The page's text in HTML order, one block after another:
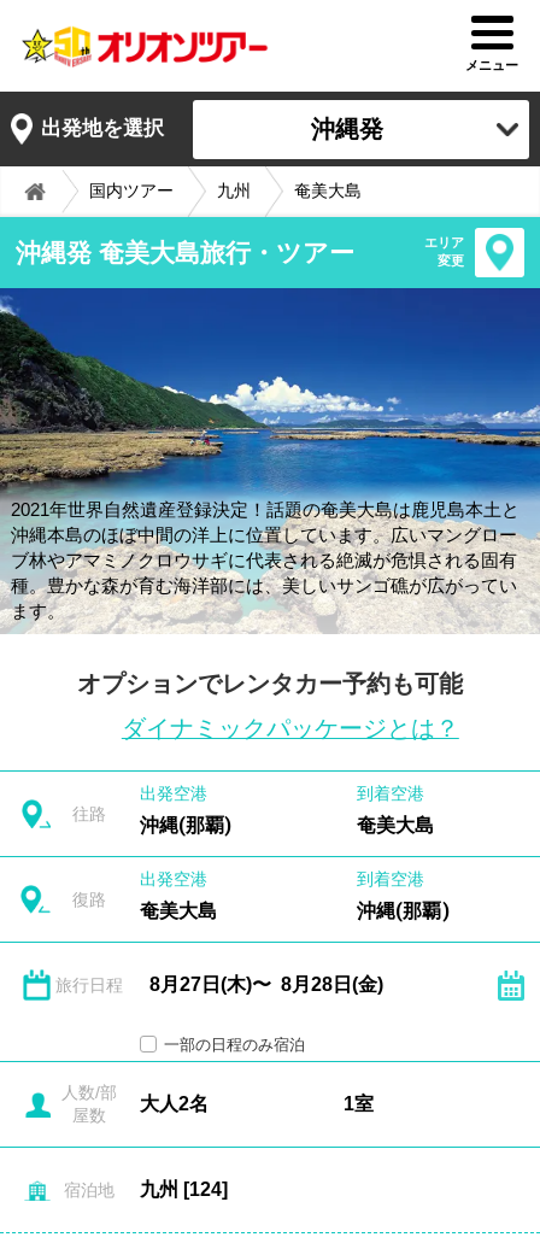
メニュー
出発地を選択 沖縄発
国内ツアー 九州 奄美大島
沖縄発 奄美大島旅行・ツアー
エリア
変更
2021年世界自然遺産登録決定！話題の奄美大島は鹿児島本土と
沖縄本島のほぼ中間の洋上に位置しています。広いマングロー
ブ林やアマミノクロウサギに代表される絶滅が危惧される固有
種。豊かな森が育む海洋部には、美しいサンゴ礁が広がってい
ます。
オプションでレンタカー予約も可能
ダイナミックパッケージとは？
往路
出発空港
沖縄(那覇)
到着空港
奄美大島
復路
出発空港
奄美大島
到着空港
沖縄(那覇)
旅行日程
一部の日程のみ宿泊
人数/部
屋数
宿泊地